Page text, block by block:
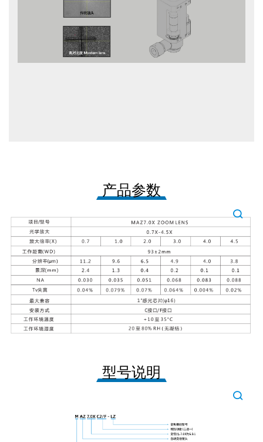
产品参数
型号说明